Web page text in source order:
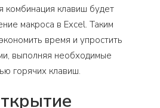
комбинация клавиш будет
макроса в Excel. Таким
время и упростить
выполняя необходимые
горячих клавиш.